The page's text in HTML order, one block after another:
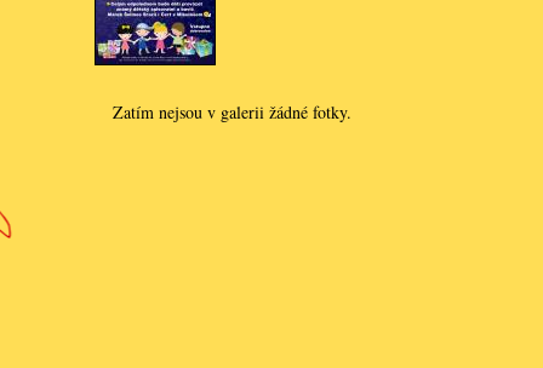
Zatím nejsou v galerii žádné fotky.